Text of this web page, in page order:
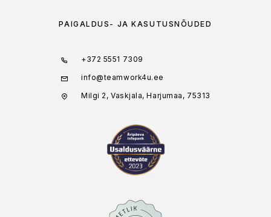
PAIGALDUS- JA KASUTUSNÕUDED
+372 5551 7309
info@teamwork4u.ee
Milgi 2, Vaskjala, Harjumaa, 75313